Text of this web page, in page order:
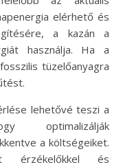
elérhető és
a kazán a
használja. Ha a
tüzelőanyagra
lehetővé teszi a
optimalizálják
a költségeiket.
érzékelőkkel és